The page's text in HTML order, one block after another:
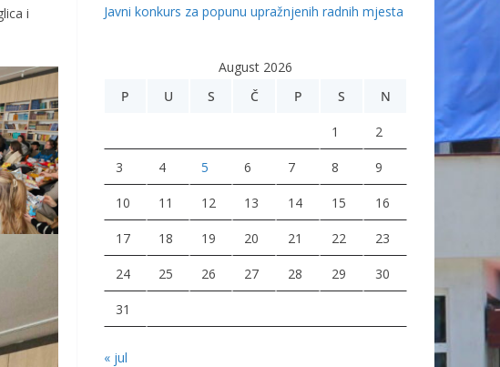
i
Javni konkurs za popunu upražnjenih radnih mjesta
August 2026
P
U S Č P S N
1 2
3 4 5 6 7 8 9
10 11 12 13 14 15 16
17 18 19 20 21 22 23
24 25 26 27 28 29 30
31
« jul